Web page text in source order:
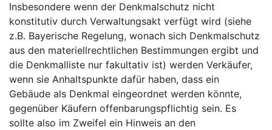
Insbesondere wenn der Denkmalschutz nicht
konstitutiv durch Verwaltungsakt verfügt wird (siehe
z.B. Bayerische Regelung, wonach sich Denkmalschutz
aus den materiellrechtlichen Bestimmungen ergibt und
die Denkmalliste nur fakultativ ist) werden Verkäufer,
wenn sie Anhaltspunkte dafür haben, dass ein
Gebäude als Denkmal eingeordnet werden könnte,
gegenüber Käufern offenbarungspflichtig sein. Es
sollte also im Zweifel ein Hinweis an den